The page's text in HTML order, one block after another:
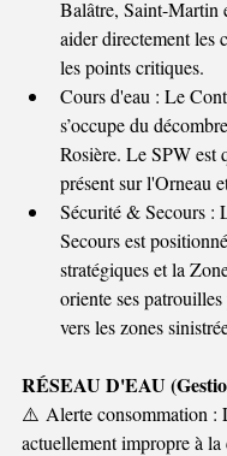
Balâtre, Saint-Martin
aider directement les
les points critiques.
Cours d'eau : Le
s’occupe du
Rosière. Le SPW est
présent sur l'Orneau
Sécurité & Secours :
Secours est
stratégiques et la
oriente ses
vers les zones
RÉSEAU D'EAU
⚠️ Alerte consommation :
actuellement impropre à